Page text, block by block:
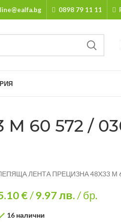
0898 79 11 11
60 572 /
ЛЕНТА ПРЕЦИЗНА 48X33 М
€/9.97лв./ бр.
16 налични